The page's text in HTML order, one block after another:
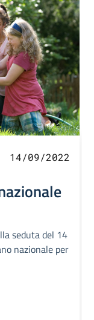
14/09/2022
seduta del 14
nazionale per